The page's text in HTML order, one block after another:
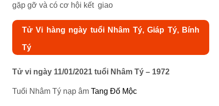
gặp gỡ và có cơ hội kết giao
Tử Vi hàng ngày tuổi Nhâm Tý, Giáp Tý, Bính
Tý
Tử vi ngày 11/01/2021 tuổi Nhâm Tý – 1972
Tuổi Nhâm Tý nạp âm Tang Đố Mộc